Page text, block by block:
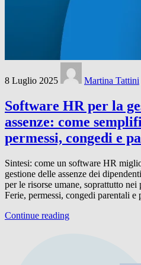
8 Luglio 2025 Martina Tattini
Software HR per la
assenze: come
permessi, congedi e
Sintesi: come un software HR
gestione delle assenze dei
per le risorse umane, soprattutto
Ferie, permessi, congedi parentali
Continue reading